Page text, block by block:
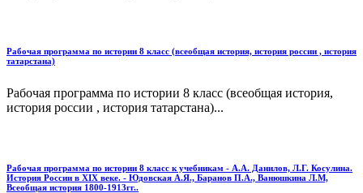
Рабочая программа по истории 8 класс (всеобщая история, история россии , история
татарстана)
Рабочая программа по истории 8 класс (всеобщая история,
история россии , история татарстана)...
Рабочая программа по истории 8 класс к учебникам - А.А. Данилов, Л.Г. Косулина.
История России в XIX веке. - Юдовская А.Я., Баранов П.А., Ванюшкина Л.М,
Всеобщая история 1800-1913гг..